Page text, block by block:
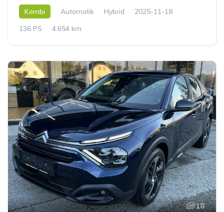
Kombi Automatik Hybrid
2025-11-18
136 PS
4.654 km
18